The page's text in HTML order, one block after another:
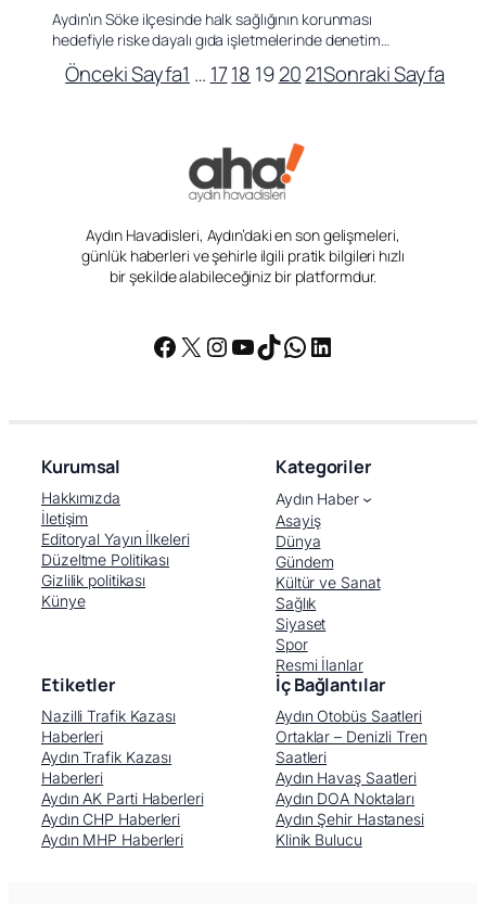
Aydın’ın Söke ilçesinde halk sağlığının korunması
hedefiyle riske dayalı gıda işletmelerinde denetim…
Önceki Sayfa1 … 1718 192021Sonraki Sayfa
Aydın Havadisleri, Aydın’daki en son gelişmeleri,
günlük haberleri ve şehirle ilgili pratik bilgileri hızlı
bir şekilde alabileceğiniz bir platformdur.
Facebook
X Instagram
YouTube
TikTok
WhatsApp
LinkedIn
Kurumsal
Hakkımızda
İletişim
Editoryal Yayın İlkeleri
Düzeltme Politikası
Gizlilik politikası
Künye
Kategoriler
Aydın Haber
Asayiş
Dünya
Gündem
Kültür ve Sanat
Sağlık
Siyaset
Spor
Resmi İlanlar
Etiketler
Nazilli Trafik Kazası
Haberleri
Aydın Trafik Kazası
Haberleri
Aydın AK Parti Haberleri
Aydın CHP Haberleri
Aydın MHP Haberleri
İç Bağlantılar
Aydın Otobüs Saatleri
Ortaklar – Denizli Tren
Saatleri
Aydın Havaş Saatleri
Aydın DOA Noktaları
Aydın Şehir Hastanesi
Klinik Bulucu